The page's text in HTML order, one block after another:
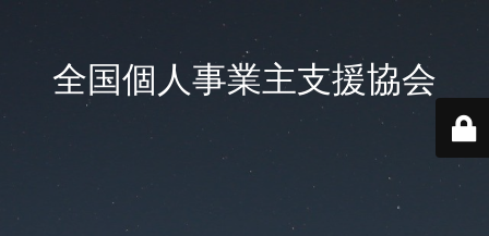
全国個人事業主支援協会